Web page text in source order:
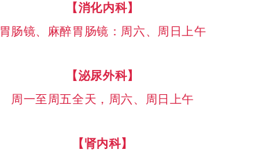
【消化内科】
胃肠镜、麻醉胃肠镜：周六、周日上午
【泌尿外科】
周一至周五全天，周六、周日上午
【肾内科】